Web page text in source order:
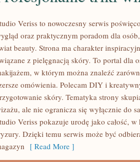
Veriss to nowoczesny serwis
oraz praktycznym poradom dla
beauty. Strona ma charakter
z pielęgnacją skóry. To portal dla
w którym można znaleźć
omówienia. Polecam DIY i
skóry. Tematyka strony
ale nie ogranicza się wyłącznie do
Veriss pokazuje urodę jako całość,
Dzięki temu serwis może być
[ Read More ]